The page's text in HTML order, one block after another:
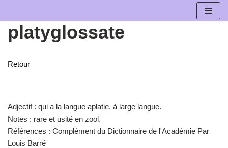
Aller
au
platyglossate
Retour
Adjectif : qui a la langue aplatie, à large langue.
Notes : rare et usité en zool.
Références : Complément du Dictionnaire de l'Académie Par
Louis Barré